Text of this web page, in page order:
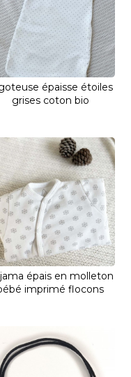
épaisse étoiles
grises coton bio
épais en molleton
imprimé flocons